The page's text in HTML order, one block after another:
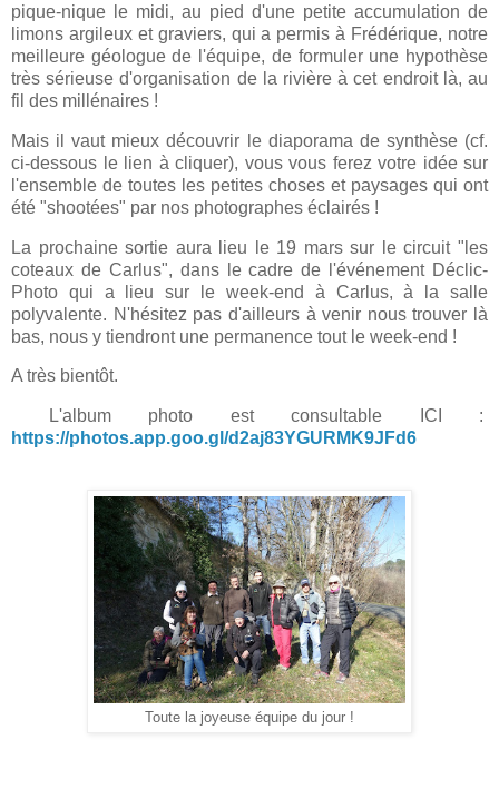
pique-nique le midi, au pied d'une petite accumulation de
limons argileux et graviers, qui a permis à Frédérique, notre
meilleure géologue de l'équipe, de formuler une hypothèse
très sérieuse d'organisation de la rivière à cet endroit là, au
fil des millénaires !
Mais il vaut mieux découvrir le diaporama de synthèse (cf.
ci-dessous le lien à cliquer), vous vous ferez votre idée sur
l'ensemble de toutes les petites choses et paysages qui ont
été "shootées" par nos photographes éclairés !
La prochaine sortie aura lieu le 19 mars sur le circuit "les
coteaux de Carlus", dans le cadre de l'événement Déclic-
Photo qui a lieu sur le week-end à Carlus, à la salle
polyvalente. N'hésitez pas d'ailleurs à venir nous trouver là
bas, nous y tiendront une permanence tout le week-end !
A très bientôt.
L'album photo est consultable ICI :
https://photos.app.goo.gl/d2aj83YGURMK9JFd6
Toute la joyeuse équipe du jour !